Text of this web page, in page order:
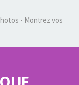
- Montrez vos